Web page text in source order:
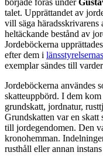
började föras under
talet. Upprättandet av
vill säga
heltäckande bestånd av
Jordeböckerna
efter dem i länsstyrelsernas
exemplar sändes till
Jordeböckerna användes
skatteuppbörd. I dem
grundskatt, jordnatur,
Grundskatten var en skatt
till jordegendomen. Den
kronohemman.
rusthåll eller annan